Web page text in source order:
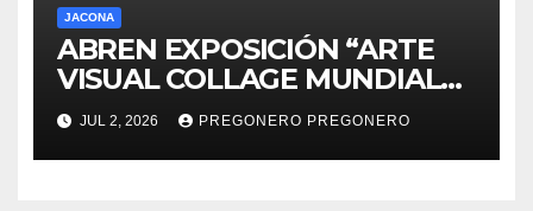
JACONA
ABREN EXPOSICIÓN “ARTE
VISUAL COLLAGE MUNDIAL
DE FUTBOL 2026” EN JACONA
JUL 2, 2026 PREGONERO PREGONERO